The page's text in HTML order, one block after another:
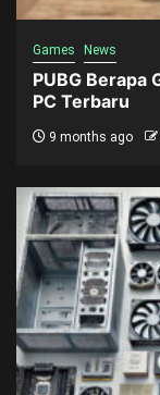
Games News
PUBG Berapa
PC Terbaru
9 months ago